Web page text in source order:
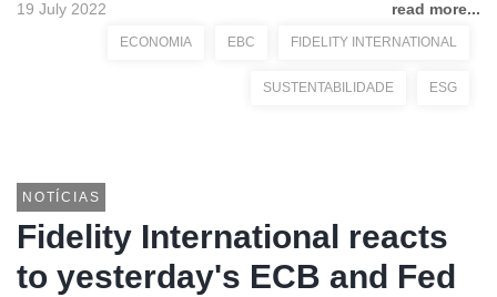
19 July 2022 read more...
ECONOMIA EBC FIDELITY INTERNATIONAL
SUSTENTABILIDADE ESG
NOTÍCIAS
Fidelity International reacts
to yesterday's ECB and Fed